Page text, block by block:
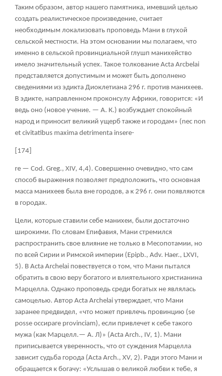
Таким образом, автор нашего памятника, имевший целью
создать реалистическое произведение, считает
необходимым локализовать проповедь Мани в глухой
сельской местности. На этом основании мы полагаем, что
именно в сельской провинциальной глушп манихейство
имело значительный успех. Такое толкование Acta Arcbelai
представляется допустимым и может быть дополнено
сведениями из эдикта Диоклетиана 296 г. против манихеев.
В эдикте, направленном проконсулу Африки, говорится: «И
ведь оно (новое учение. — А. К.) возбуждает спокойный
народ и приносит великий ущерб также и городам» (nec non
et civitatibus maxima detrimenta insere-
[174]
re — Cod. Greg., XIV, 4,4). Совершенно очевидно, что сам
способ выражения позволяет предположить, что основная
масса манихеев была вне городов, а к 296 г. они появляются
в городах.
Цели, которые ставили себе манихеи, были достаточно
широкими. По словам Епифавия, Мани стремился
распространить свое влияние не только в Месопотамии, но
по всей Сирии и Римской империи (Epipb., Adv. Haer., LXVI,
5). В Acta Archelai повествуется о том, что Мани пытался
обратить в свою веру богатого и влиятельного христианина
Марцелла. Однако проповедь среди богатых не являлась
самоцелью. Автор Acta Archelai утверждает, что Мани
заранее предвидел, «что может привлечь провинцию (se
posse оссираге provinciam), если привлечет к себе такого
мужа (как Марцелл.— А. Л)» (Acta Arch., IV, 1). Мани
приписывается уверенность, что от суждения Марцелла
зависит судьба города (Acta Arch., XV, 2). Ради этого Мани и
обращается к богачу: «Услышав о великой любви к тебе, я